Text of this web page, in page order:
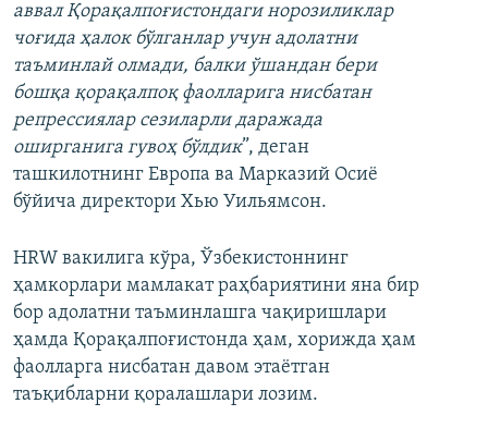
аввал Қорақалпоғистондаги норозиликлар
чоғида ҳалок бўлганлар учун адолатни
таъминлай олмади, балки ўшандан бери
бошқа қорақалпоқ фаолларига нисбатан
репрессиялар сезиларли даражада
оширганига гувоҳ бўлдик”, деган
ташкилотнинг Европа ва Марказий Осиё
бўйича директори Хью Уильямсон.
HRW вакилига кўра, Ўзбекистоннинг
ҳамкорлари мамлакат раҳбариятини яна бир
бор адолатни таъминлашга чақиришлари
ҳамда Қорақалпоғистонда ҳам, хорижда ҳам
фаолларга нисбатан давом этаётган
таъқибларни қоралашлари лозим.